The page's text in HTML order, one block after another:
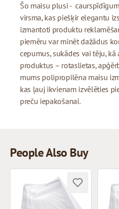
Šo maisu plusi -
virsma, kas piešķir elegantu
izmantoti produktu
piemēru var minēt dažādus
cepumus, sukādes vai tēju,
produktus – rotaslietas,
mums polipropilēna maisu
kas ļauj ikvienam izvēlēties
preču iepakošanai.
People Also Buy